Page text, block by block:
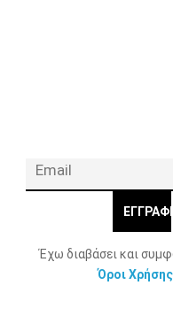
Έχω διαβάσει και
Όροι Χρήσης